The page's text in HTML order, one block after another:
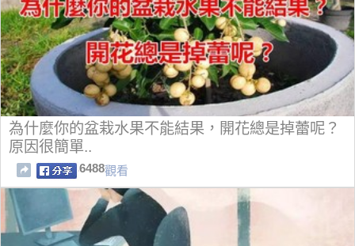
為什麼你的盆栽水果不能結果，開花總是掉蕾呢？
原因很簡單..
6488觀看